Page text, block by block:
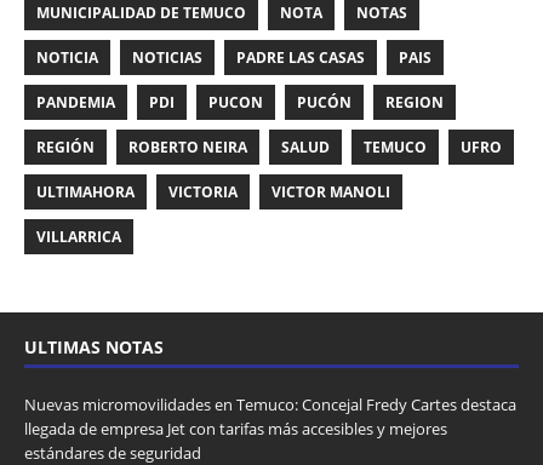
MUNICIPALIDAD DE TEMUCO NOTA NOTAS
NOTICIA NOTICIAS PADRE LAS CASAS PAIS
PANDEMIA PDI PUCON PUCÓN REGION
REGIÓN ROBERTO NEIRA SALUD TEMUCO UFRO
ULTIMAHORA VICTORIA VICTOR MANOLI
VILLARRICA
ULTIMAS NOTAS
Nuevas micromovilidades en Temuco: Concejal Fredy Cartes destaca
llegada de empresa Jet con tarifas más accesibles y mejores
estándares de seguridad